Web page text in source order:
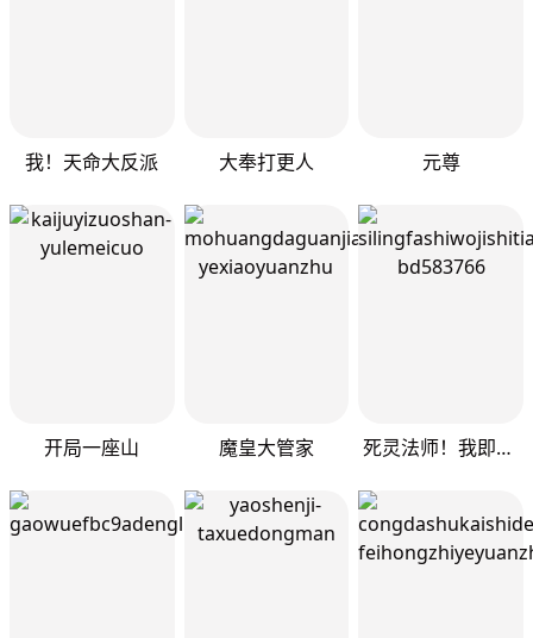
我！天命大反派 大奉打更人 元尊
开局一座山 魔皇大管家 死灵法师！我即是天灾